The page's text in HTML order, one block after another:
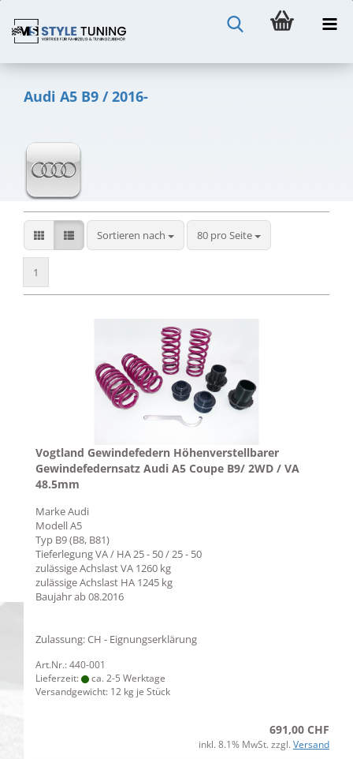
Audi A5 B9 / 2016-
Sortieren nach
Sortieren nach 80 pro Seite
pro Seite
1
Vogtland Gewindefedern Höhenverstellbarer
Gewindefedernsatz Audi A5 Coupe B9/ 2WD / VA
48.5mm
MarkeAudi
ModellA5
Typ B9 (B8, B81)
Tieferlegung VA / HA25 - 50 / 25 - 50
zulässige Achslast VA 1260 kg
zulässige Achslast HA 1245 kg
Baujahr ab08.2016
Zulassung: CH - Eignungserklärung
Art.Nr.: 440-001
Lieferzeit:
ca. 2-5 Werktage
Versandgewicht: 12 kg je Stück
691,00 CHF
inkl. 8.1% MwSt. zzgl. Versand